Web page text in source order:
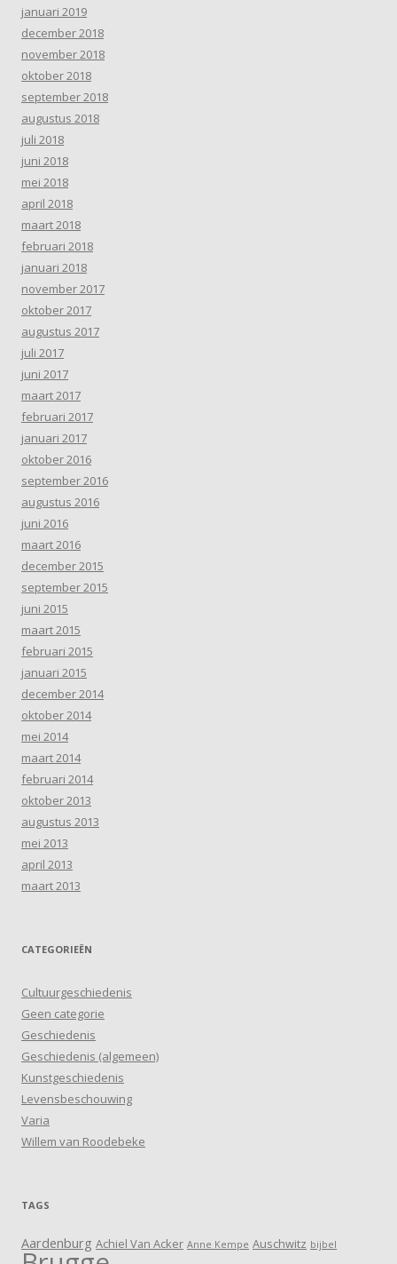
januari 2019
december 2018
november 2018
oktober 2018
september 2018
augustus 2018
juli 2018
juni 2018
mei 2018
april 2018
maart 2018
februari 2018
januari 2018
november 2017
oktober 2017
augustus 2017
juli 2017
juni 2017
maart 2017
februari 2017
januari 2017
oktober 2016
september 2016
augustus 2016
juni 2016
maart 2016
december 2015
september 2015
juni 2015
maart 2015
februari 2015
januari 2015
december 2014
oktober 2014
mei 2014
maart 2014
februari 2014
oktober 2013
augustus 2013
mei 2013
april 2013
maart 2013
CATEGORIEËN
Cultuurgeschiedenis
Geen categorie
Geschiedenis
Geschiedenis (algemeen)
Kunstgeschiedenis
Levensbeschouwing
Varia
Willem van Roodebeke
TAGS
Aardenburg Achiel Van Acker Anne Kempe Auschwitz bijbel